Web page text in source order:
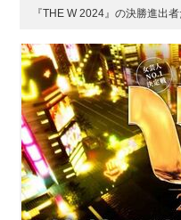
『THE W 2024』の決勝進出